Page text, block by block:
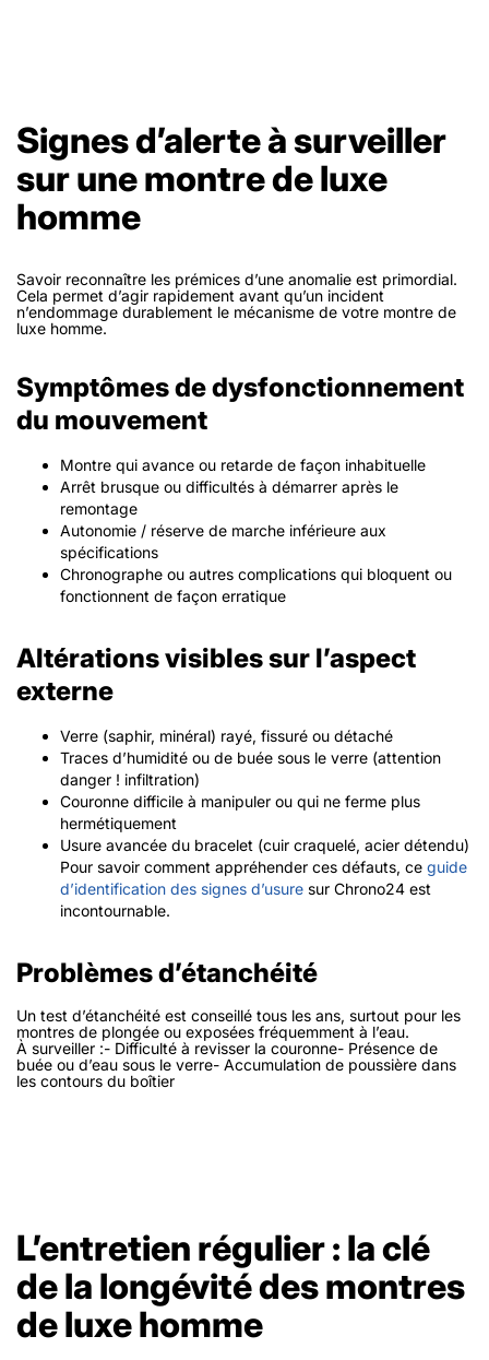
Signes d’alerte à surveiller
sur une montre de luxe
homme
Savoir reconnaître les prémices d’une anomalie est primordial.
Cela permet d’agir rapidement avant qu’un incident
n’endommage durablement le mécanisme de votre montre de
luxe homme.
Symptômes de dysfonctionnement
du mouvement
Montre qui avance ou retarde de façon inhabituelle
Arrêt brusque ou difficultés à démarrer après le
remontage
Autonomie / réserve de marche inférieure aux
spécifications
Chronographe ou autres complications qui bloquent ou
fonctionnent de façon erratique
Altérations visibles sur l’aspect
externe
Verre (saphir, minéral) rayé, fissuré ou détaché
Traces d’humidité ou de buée sous le verre (attention
danger ! infiltration)
Couronne difficile à manipuler ou qui ne ferme plus
hermétiquement
Usure avancée du bracelet (cuir craquelé, acier détendu)
Pour savoir comment appréhender ces défauts, ce guide
d’identification des signes d’usure sur Chrono24 est
incontournable.
Problèmes d’étanchéité
Un test d’étanchéité est conseillé tous les ans, surtout pour les
montres de plongée ou exposées fréquemment à l’eau.
À surveiller :- Difficulté à revisser la couronne- Présence de
buée ou d’eau sous le verre- Accumulation de poussière dans
les contours du boîtier
L’entretien régulier : la clé
de la longévité des montres
de luxe homme